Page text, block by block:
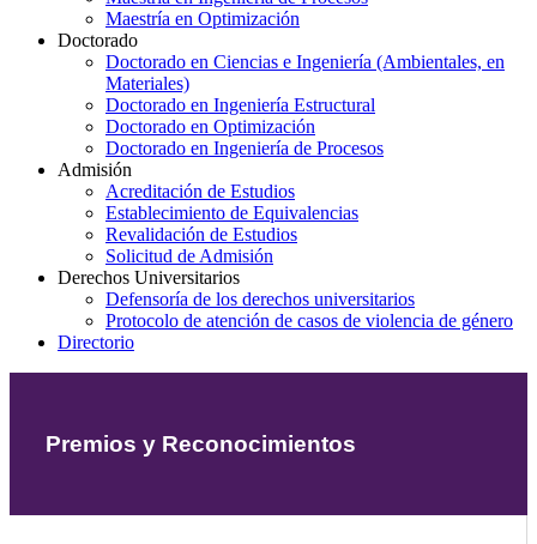
Maestría en Optimización
Doctorado
Doctorado en Ciencias e Ingeniería (Ambientales, en
Materiales)
Doctorado en Ingeniería Estructural
Doctorado en Optimización
Doctorado en Ingeniería de Procesos
Admisión
Acreditación de Estudios
Establecimiento de Equivalencias
Revalidación de Estudios
Solicitud de Admisión
Derechos Universitarios
Defensoría de los derechos universitarios
Protocolo de atención de casos de violencia de género
Directorio
Premios y Reconocimientos